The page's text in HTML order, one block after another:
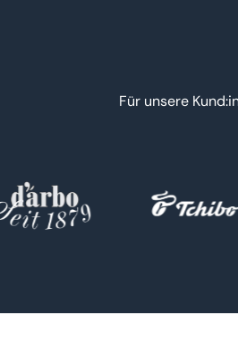
Für unsere